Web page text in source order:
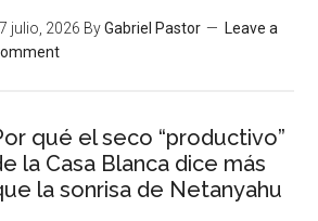
julio, 2026 ByGabriel Pastor
Leave a
qué el seco “productivo”
la Casa Blanca dice más
la sonrisa de Netanyahu